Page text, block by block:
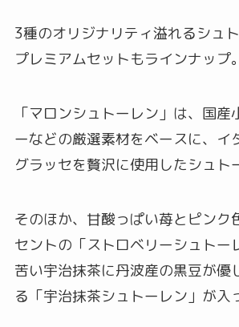
3種のオリジナリティ溢れるシュト
プレミアムセットもラインナップ。
「マロンシュトーレン」は、国産
ーなどの厳選素材をベースに、イ
グラッセを贅沢に使用したシュト
そのほか、甘酸っぱい苺とピンク
セントの「ストロベリーシュトー
苦い宇治抹茶に丹波産の黒豆が優
る「宇治抹茶シュトーレン」が入